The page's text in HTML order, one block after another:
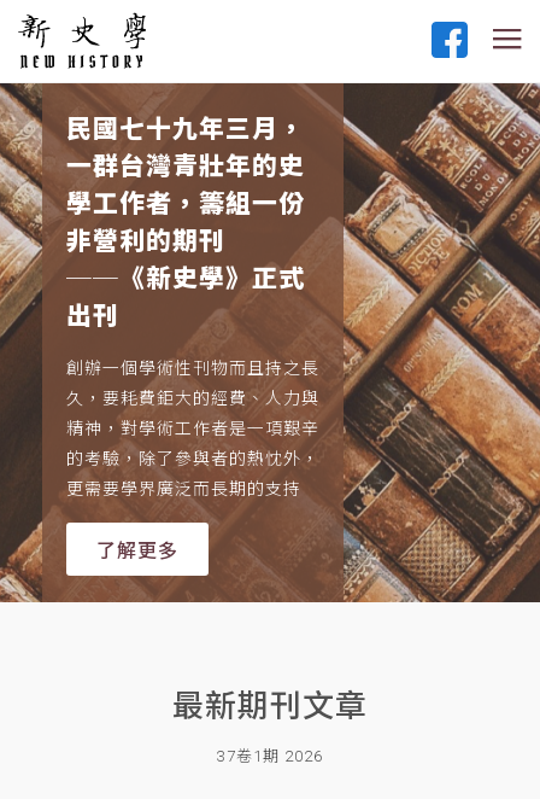
民國七十九年三月，
一群台灣青壯年的史
學工作者，籌組一份
非營利的期刊
──《新史學》正式
出刊
創辦一個學術性刊物而且持之長
久，要耗費鉅大的經費、人力與
精神，對學術工作者是一項艱辛
的考驗，除了參與者的熱忱外，
更需要學界廣泛而長期的支持
了解更多
最新期刊文章
37卷1期 2026